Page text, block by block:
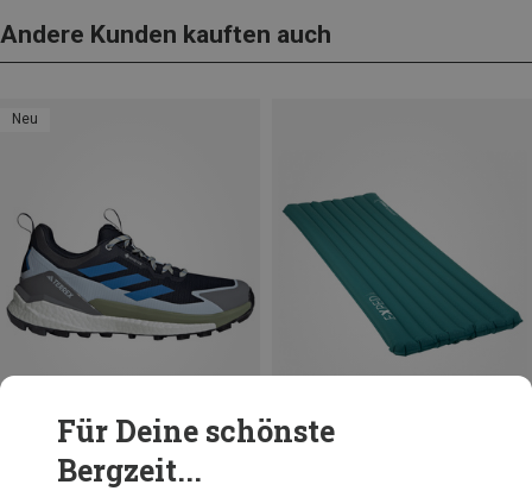
Andere Kunden kauften auch
Neu
Du sparst 40%
Für Deine schönste
Bergzeit...